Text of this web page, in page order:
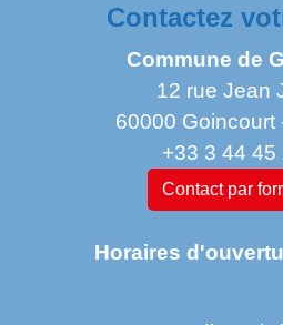
Contactez
Commune de
12 rue Jean
60000 Goincourt
+33 3 44 45
Contact par
Horaires